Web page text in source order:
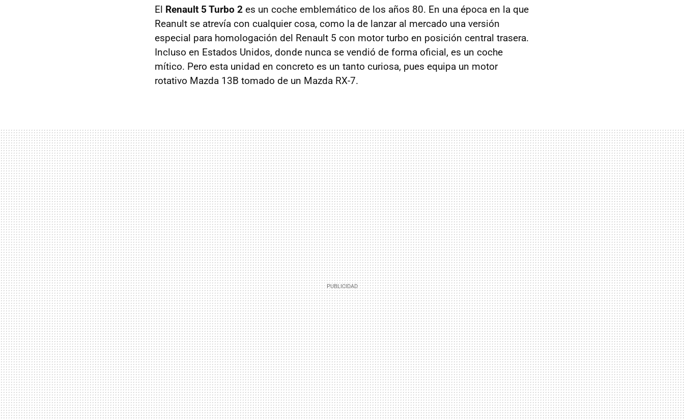
El Renault 5 Turbo 2 es un coche emblemático de los años 80. En una época en la que
Reanult se atrevía con cualquier cosa, como la de lanzar al mercado una versión
especial para homologación del Renault 5 con motor turbo en posición central trasera.
Incluso en Estados Unidos, donde nunca se vendió de forma oficial, es un coche
mítico. Pero esta unidad en concreto es un tanto curiosa, pues equipa un motor
rotativo Mazda 13B tomado de un Mazda RX-7.